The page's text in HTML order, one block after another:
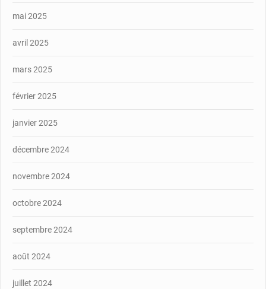
mai 2025
avril 2025
mars 2025
février 2025
janvier 2025
décembre 2024
novembre 2024
octobre 2024
septembre 2024
août 2024
juillet 2024